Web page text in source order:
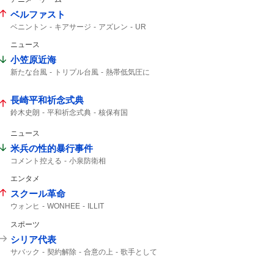
ベルファスト
ベニントン キアサージ アズレン UR
ニュース
小笠原近海
新たな台風 トリプル台風
熱帯低気圧に
長崎平和祈念式典
鈴木史朗 平和祈念式典
核保有国
ニュース
米兵の性的暴行事件
コメント控える 小泉防衛相
エンタメ
スクール革命
ウォンヒ WONHEE ILLIT
スポーツ
シリア代表
サバック 契約解除 合意の上
歌手として